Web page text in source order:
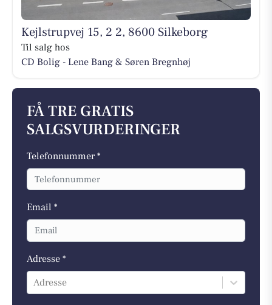
Kejlstrupvej 15, 2 2, 8600 Silkeborg
Til salg hos
CD Bolig - Lene Bang & Søren Bregnhøj
FÅ TRE GRATIS
SALGSVURDERINGER
Telefonnummer *
Email *
Adresse *
Adresse